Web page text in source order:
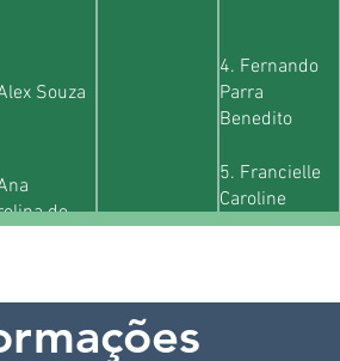
Souza
4. Fernando
Parra
Benedito
de
5. Francielle
Caroline
Pereira
Silva
6. Isabela